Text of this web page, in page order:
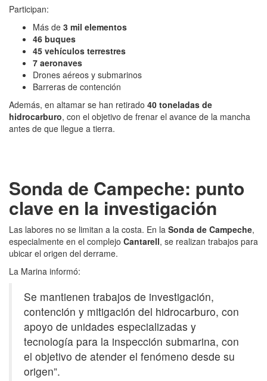
Participan:
Más de 3 mil elementos
46 buques
45 vehículos terrestres
7 aeronaves
Drones aéreos y submarinos
Barreras de contención
Además, en altamar se han retirado 40 toneladas de
hidrocarburo, con el objetivo de frenar el avance de la mancha
antes de que llegue a tierra.
Sonda de Campeche: punto
clave en la investigación
Las labores no se limitan a la costa. En la Sonda de Campeche,
especialmente en el complejo Cantarell, se realizan trabajos para
ubicar el origen del derrame.
La Marina informó:
Se mantienen trabajos de investigación,
contención y mitigación del hidrocarburo, con
apoyo de unidades especializadas y
tecnología para la inspección submarina, con
el objetivo de atender el fenómeno desde su
origen”.